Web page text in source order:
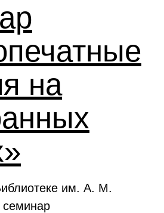
на
им. А. М.
семинар